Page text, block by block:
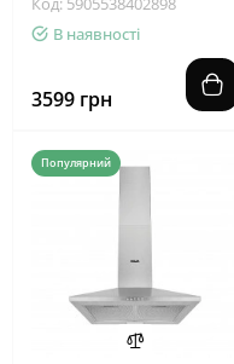
В наявності
3599 грн
Популярний